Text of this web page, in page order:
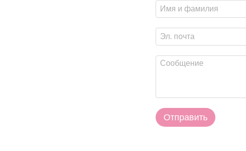
Отправить